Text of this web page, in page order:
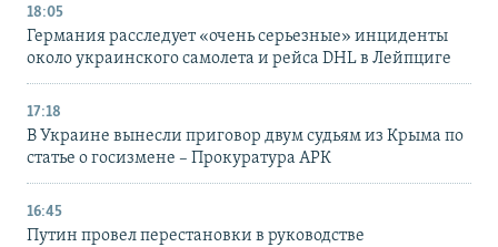
18:05
Германия расследует «очень серьезные» инциденты
около украинского самолета и рейса DHL в Лейпциге
17:18
В Украине вынесли приговор двум судьям из Крыма по
статье о госизмене – Прокуратура АРК
16:45
Путин провел перестановки в руководстве